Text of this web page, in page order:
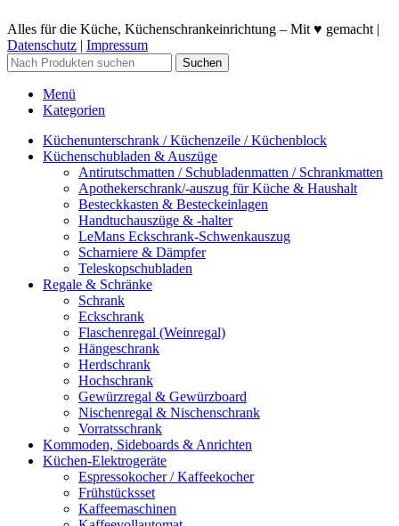
Alles für die Küche, Küchenschrankeinrichtung – Mit ♥ gemacht |
Datenschutz | Impressum
Suchen
Menü
Kategorien
Küchenunterschrank / Küchenzeile / Küchenblock
Küchenschubladen & Auszüge
Antirutschmatten / Schubladenmatten / Schrankmatten
Apothekerschrank/-auszug für Küche & Haushalt
Besteckkasten & Besteckeinlagen
Handtuchauszüge & -halter
LeMans Eckschrank-Schwenkauszug
Scharniere & Dämpfer
Teleskopschubladen
Regale & Schränke
Schrank
Eckschrank
Flaschenregal (Weinregal)
Hängeschrank
Herdschrank
Hochschrank
Gewürzregal & Gewürzboard
Nischenregal & Nischenschrank
Vorratsschrank
Kommoden, Sideboards & Anrichten
Küchen-Elektrogeräte
Espressokocher / Kaffeekocher
Frühstücksset
Kaffeemaschinen